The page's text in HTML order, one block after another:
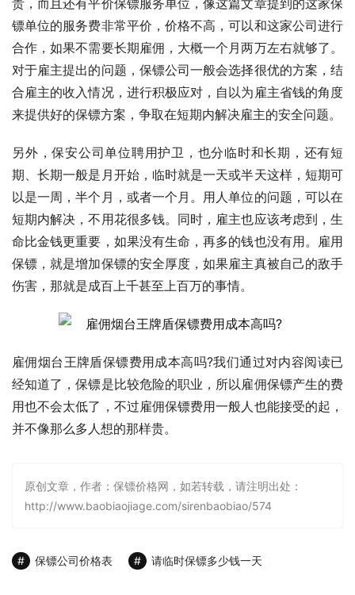
贵，而且还有平价保镖服务单位，像这篇文章提到的这家保
镖单位的服务费非常平价，价格不高，可以和这家公司进行
合作，如果不需要长期雇佣，大概一个月两万左右就够了。
对于雇主提出的问题，保镖公司一般会选择很优的方案，结
合雇主的收入情况，进行积极应对，自以为雇主省钱的角度
来提供好的保镖方案，争取在短期内解决雇主的安全问题。
另外，保安公司单位聘用护卫，也分临时和长期，还有短
期、长期一般是月开始，临时就是一天或半天这样，短期可
以是一周，半个月，或者一个月。用人单位的问题，可以在
短期内解决，不用花很多钱。同时，雇主也应该考虑到，生
命比金钱更重要，如果没有生命，再多的钱也没有用。雇用
保镖，就是增加保镖的安全厚度，如果雇主真被自己的敌手
伤害，那就是成百上千甚至上百万的事情。
雇佣烟台王牌盾保镖费用成本高吗?我们通过对内容阅读已
经知道了，保镖是比较危险的职业，所以雇佣保镖产生的费
用也不会太低了，不过雇佣保镖费用一般人也能接受的起，
并不像那么多人想的那样贵。
原创文章，作者：保镖价格网，如若转载，请注明出处：
http://www.baobiaojiage.com/sirenbaobiao/574
保镖公司价格表 请临时保镖多少钱一天